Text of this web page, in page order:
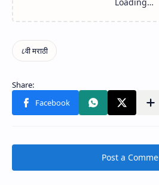
Post a